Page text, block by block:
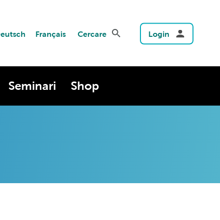
Français Cercare Login
Seminari Shop